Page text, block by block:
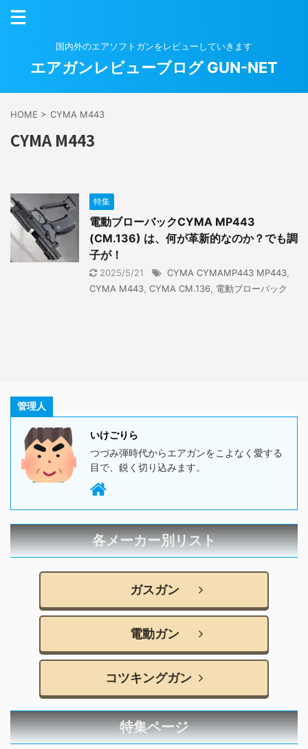
国内外のエアソフトガンをレビューしていきます
エアガンレビューブログ GUN-NET
HOME > CYMA M443
CYMA M443
特集
電動ブローバックCYMA MP443
(CM.136) は、何が革新的なのか？でも調
子が！
2025/5/21 CYMA CYMAMP443 MP443
CYMA M443 CYMA CM.136 電動ブローバック
管理人
いけごりら
つづみ弾時代からエアガンをこよなく愛する
目で、鋭く切り込みます。
各メーカー別リスト
ガスガン
電動ガン
コツキングガン
特集ページ